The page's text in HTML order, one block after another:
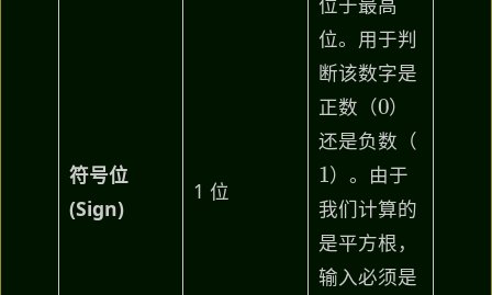
符号位
(Sign)
1 位
位。用于判
断该数字是
正数（
0
）
还是负数（
1
）。由于
我们计算的
是平方根，
输入必须是